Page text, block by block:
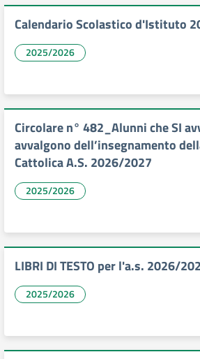
Calendario Scolastico d'Istituto
2025/2026
Circolare n° 482_Alunni che SI
avvalgono dell’insegnamento
Cattolica A.S. 2026/2027
2025/2026
LIBRI DI TESTO per l'a.s. 2026/
2025/2026